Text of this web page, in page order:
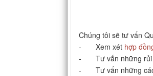
Chúng tôi sẽ tư vấn
- Xem xét hợp
- Tư vấn những rủi
- Tư vấn những